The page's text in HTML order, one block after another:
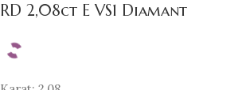
RD 2,08ct E VS1 Diamant